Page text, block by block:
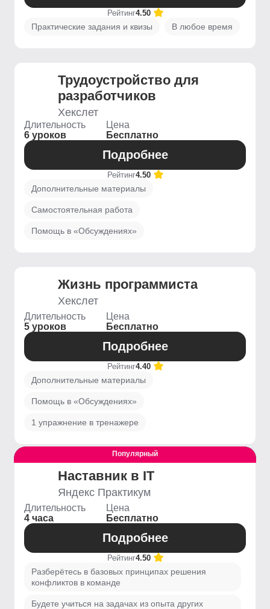
Рейтинг4.50
Практические задания и квизы В любое время
Трудоустройство для
разработчиков
Хекслет
Длительность
6 уроков
Цена
Бесплатно
Подробнее
Рейтинг4.50
Дополнительные материалы
Самостоятельная работа
Помощь в «Обсуждениях»
Жизнь программиста
Хекслет
Длительность
5 уроков
Цена
Бесплатно
Подробнее
Рейтинг4.40
Дополнительные материалы
Помощь в «Обсуждениях»
1 упражнение в тренажере
Выгодный
Популярный
Наставник в IT
Яндекс Практикум
Длительность
4 часа
Цена
Бесплатно
Подробнее
Рейтинг4.50
Разберётесь в базовых принципах решения
конфликтов в команде
Будете учиться на задачах из опыта других